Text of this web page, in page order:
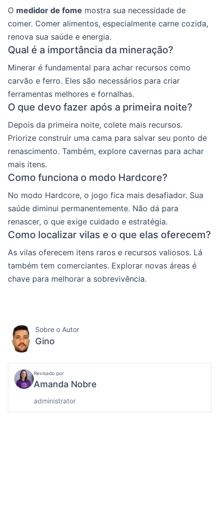
O medidor de fome mostra sua necessidade de
comer. Comer alimentos, especialmente carne cozida,
renova sua saúde e energia.
Qual é a importância da mineração?
Minerar é fundamental para achar recursos como
carvão e ferro. Eles são necessários para criar
ferramentas melhores e fornalhas.
O que devo fazer após a primeira noite?
Depois da primeira noite, colete mais recursos.
Priorize construir uma cama para salvar seu ponto de
renascimento. Também, explore cavernas para achar
mais itens.
Como funciona o modo Hardcore?
No modo Hardcore, o jogo fica mais desafiador. Sua
saúde diminui permanentemente. Não dá para
renascer, o que exige cuidado e estratégia.
Como localizar vilas e o que elas oferecem?
As vilas oferecem itens raros e recursos valiosos. Lá
também tem comerciantes. Explorar novas áreas é
chave para melhorar a sobrevivência.
Sobre o Autor
Gino
Revisado por
Amanda Nobre
administrator